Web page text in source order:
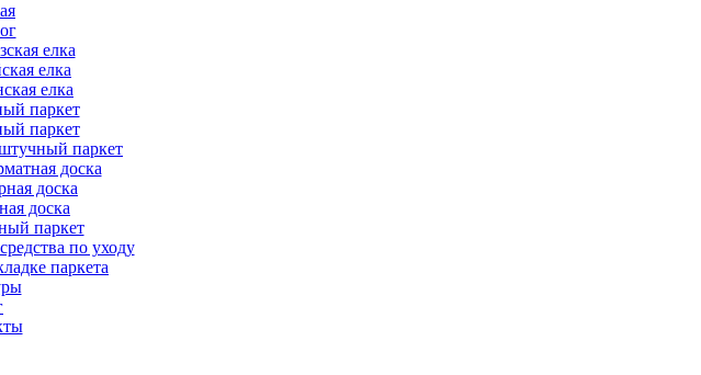
елка
елка
елка
паркет
паркет
паркет
доска
доска
доска
паркет
по уходу
паркета